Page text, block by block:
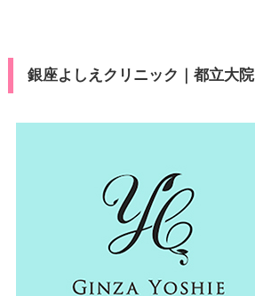
銀座よしえクリニック｜都立大院